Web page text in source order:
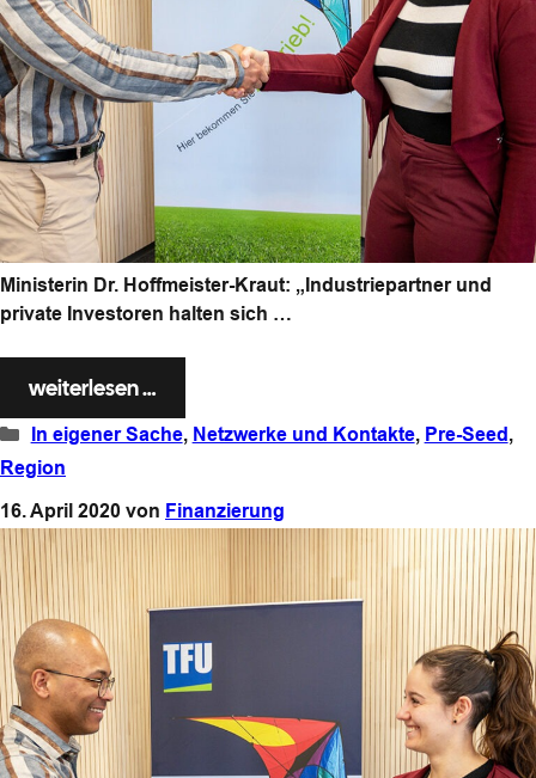
Ministerin Dr. Hoffmeister-Kraut: „Industriepartner und
private Investoren halten sich …
weiterlesen …
Kategorien
In eigener Sache, Netzwerke und Kontakte, Pre-Seed ,
Region
16. April 2020 von Finanzierung